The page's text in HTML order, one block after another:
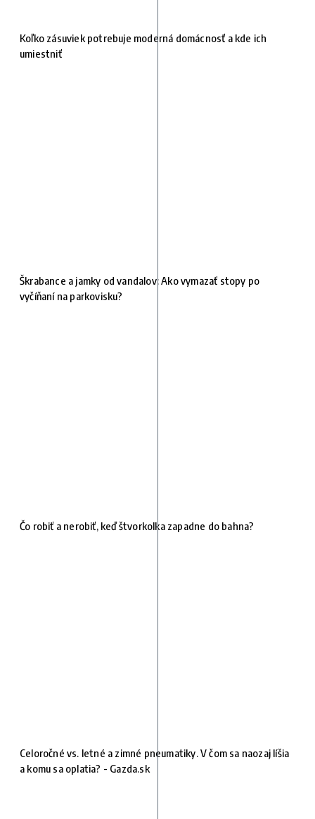
Koľko zásuviek potrebuje moderná domácnosť a kde ich
umiestniť
Škrabance a jamky od vandalov: Ako vymazať stopy po
vyčíňaní na parkovisku?
Čo robiť a nerobiť, keď štvorkolka zapadne do bahna?
Celoročné vs. letné a zimné pneumatiky. V čom sa naozaj líšia
a komu sa oplatia? - Gazda.sk